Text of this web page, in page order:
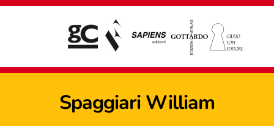
Spaggiari William